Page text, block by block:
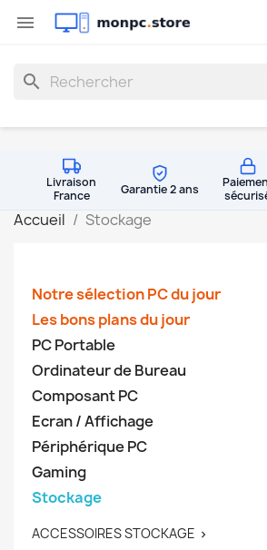

search
Livraison
France
Garantie 2 ans
Accueil Stockage
Notre sélection PC du jour
Les bons plans du jour
PC Portable
Ordinateur de Bureau
Composant PC
Ecran / Affichage
Périphérique PC
Gaming
Stockage
ACCESSOIRES STOCKAGE 